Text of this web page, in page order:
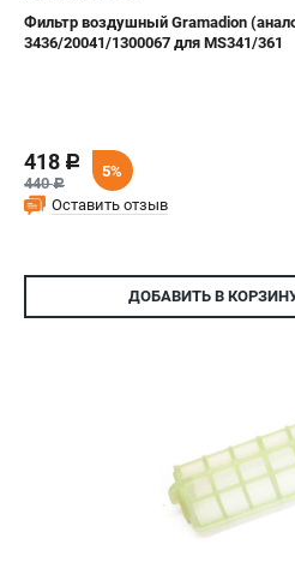
Фильтр воздушный Gramadion
3436/20041/1300067 для MS341/361
418 c
440c
5%
Оставить отзыв
ДОБАВИТЬ В